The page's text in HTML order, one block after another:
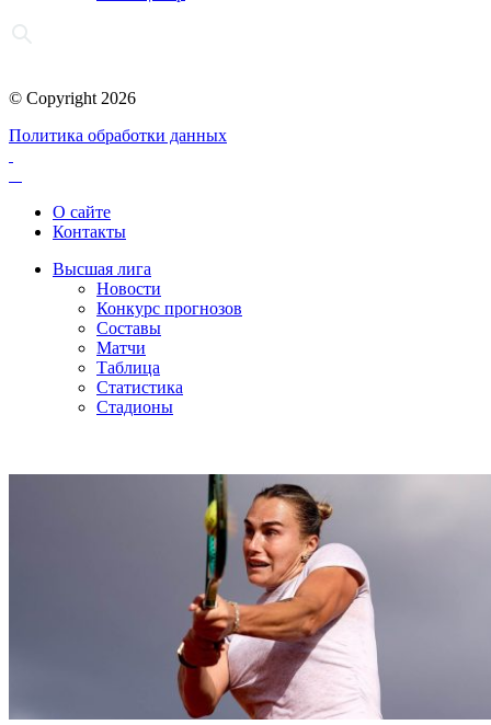
© Copyright 2026
Политика обработки данных
О сайте
Контакты
Высшая лига
Новости
Конкурс прогнозов
Составы
Матчи
Таблица
Статистика
Стадионы